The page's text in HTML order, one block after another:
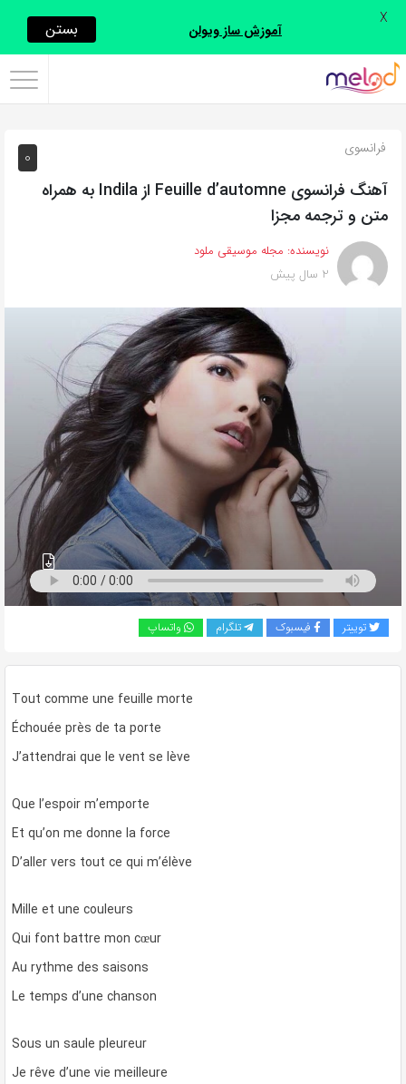
اشتراک
با
روش‌های
زیر
این
صفحه
را
0 فرانسوی
آهنگ فرانسوی Feuille d’automne از Indila به همراه
متن و ترجمه مجزا
نویسنده: مجله موسیقی ملود
2 سال پیش
توییتر فیسبوک تلگرام واتساپ
Tout comme une feuille morte
Échouée près de ta porte
J’attendrai que le vent se lève
Que l’espoir m’emporte
Et qu’on me donne la force
D’aller vers tout ce qui m’élève
Mille et une couleurs
Qui font battre mon cœur
Au rythme des saisons
Le temps d’une chanson
Sous un saule pleureur
Je rêve d’une vie meilleure
آموزش ساز ویولن بستن X